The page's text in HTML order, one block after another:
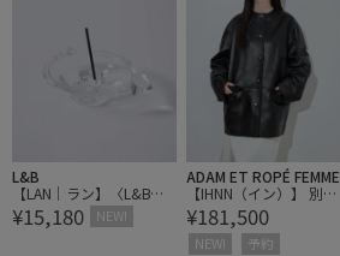
L&B
【LAN｜ラン】〈L&B別
注〉glass plate stand ガ
ラスプレートスタンド
¥15,180 NEW!
ADAM ET ROPÉ FEMME
【IHNN（イン）】 別注C
ollarless Leather Jacket
¥181,500
NEW! 予約